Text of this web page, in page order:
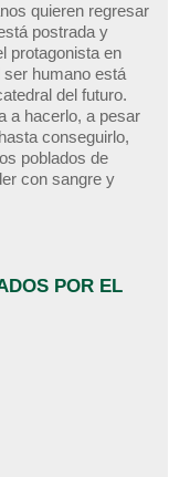
quieren regresar
postrada y
protagonista en
humano está
del futuro.
a hacerlo, a pesar
conseguirlo,
poblados de
con sangre y
POR EL